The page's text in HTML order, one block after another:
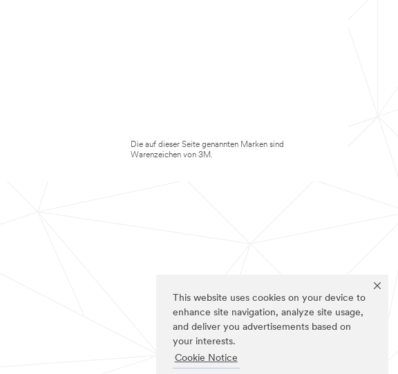
This website uses cookies on your device to
enhance site navigation, analyze site usage,
and deliver you advertisements based on
your interests.
Cookie Notice
Die auf dieser Seite genannten Marken sind
Warenzeichen von 3M.